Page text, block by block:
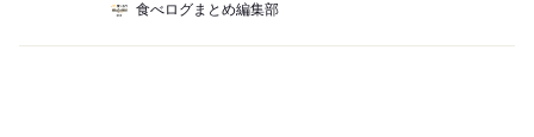
食べログまとめ編集部